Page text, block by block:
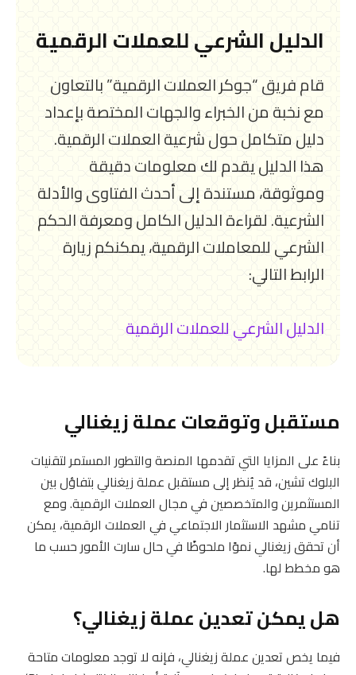
الدليل الشرعي للعملات الرقمية
قام فريق “جوكر العملات الرقمية” بالتعاون
مع نخبة من الخبراء والجهات المختصة بإعداد
دليل متكامل حول شرعية العملات الرقمية.
هذا الدليل يقدم لك معلومات دقيقة
وموثوقة، مستندة إلى أحدث الفتاوى والأدلة
الشرعية. لقراءة الدليل الكامل ومعرفة الحكم
الشرعي للمعاملات الرقمية، يمكنكم زيارة
الرابط التالي:
الدليل الشرعي للعملات الرقمية
مستقبل وتوقعات عملة زيغنالي
بناءً على المزايا التي تقدمها المنصة والتطور المستمر لتقنيات
البلوك تشين، قد يُنظر إلى مستقبل عملة زيغنالي بتفاؤل بين
المستثمرين والمتخصصين في مجال العملات الرقمية. ومع
تنامي مشهد الاستثمار الاجتماعي في العملات الرقمية، يمكن
أن تحقق زيغنالي نموًا ملحوظًا في حال سارت الأمور حسب ما
هو مخطط لها.
هل يمكن تعدين عملة زيغنالي؟
فيما يخص تعدين عملة زيغنالي، فإنه لا توجد معلومات متاحة